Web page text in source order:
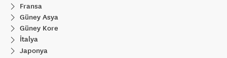
Fransa
Güney Asya
Güney Kore
İtalya
Japonya